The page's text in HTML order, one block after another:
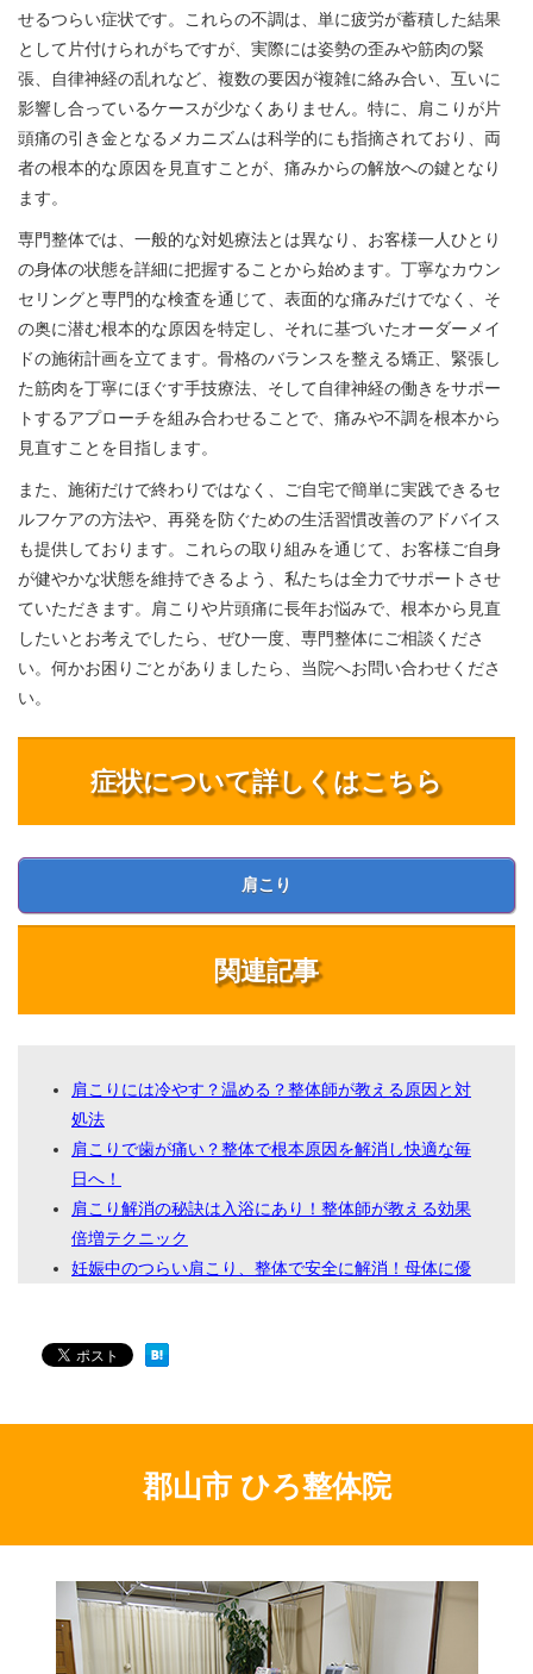
せるつらい症状です。これらの不調は、単に疲労が蓄積した結果
として片付けられがちですが、実際には姿勢の歪みや筋肉の緊
張、自律神経の乱れなど、複数の要因が複雑に絡み合い、互いに
影響し合っているケースが少なくありません。特に、肩こりが片
頭痛の引き金となるメカニズムは科学的にも指摘されており、両
者の根本的な原因を見直すことが、痛みからの解放への鍵となり
ます。
専門整体では、一般的な対処療法とは異なり、お客様一人ひとり
の身体の状態を詳細に把握することから始めます。丁寧なカウン
セリングと専門的な検査を通じて、表面的な痛みだけでなく、そ
の奥に潜む根本的な原因を特定し、それに基づいたオーダーメイ
ドの施術計画を立てます。骨格のバランスを整える矯正、緊張し
た筋肉を丁寧にほぐす手技療法、そして自律神経の働きをサポー
トするアプローチを組み合わせることで、痛みや不調を根本から
見直すことを目指します。
また、施術だけで終わりではなく、ご自宅で簡単に実践できるセ
ルフケアの方法や、再発を防ぐための生活習慣改善のアドバイス
も提供しております。これらの取り組みを通じて、お客様ご自身
が健やかな状態を維持できるよう、私たちは全力でサポートさせ
ていただきます。肩こりや片頭痛に長年お悩みで、根本から見直
したいとお考えでしたら、ぜひ一度、専門整体にご相談くださ
い。何かお困りごとがありましたら、当院へお問い合わせくださ
い。
症状について詳しくはこちら
肩こり
関連記事
肩こりには冷やす？温める？整体師が教える原因と対
処法
肩こりで歯が痛い？整体で根本原因を解消し快適な毎
日へ！
肩こり解消の秘訣は入浴にあり！整体師が教える効果
倍増テクニック
妊娠中のつらい肩こり、整体で安全に解消！母体に優
する秘訣を徹底解説！
肩こりは姿勢の歪みが原因？整体で根本改善！自宅で
アプローチ
なぜ右だけ？その肩こり、整体で解明！つらい痛みに
終止符を打つ方法
郡山市 ひろ整体院